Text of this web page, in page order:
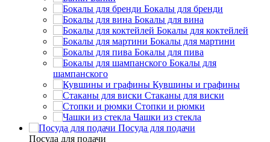
Бокалы для бренди
Бокалы для вина
Бокалы для коктейлей
Бокалы для мартини
Бокалы для пива
Бокалы для
шампанского
Кувшины и графины
Стаканы для виски
Стопки и рюмки
Чашки из стекла
Посуда для подачи
Посуда для подачи